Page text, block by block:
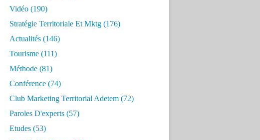
Vidéo (190)
Stratégie Territoriale Et Mktg (176)
Actualités (146)
Tourisme (111)
Méthode (81)
Conférence (74)
Club Marketing Territorial Adetem (72)
Paroles D'experts (57)
Etudes (53)